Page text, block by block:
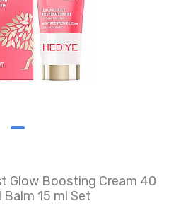
Glow Boosting Cream 40
15 ml Set